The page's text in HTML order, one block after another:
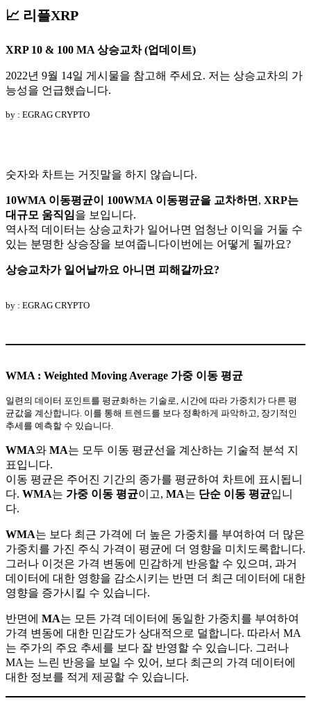
📈 리플XRP
XRP 10 & 100 MA 상승교차 (업데이트)
2022년 9월 14일 게시물을 참고해 주세요. 저는 상승교차의 가
능성을 언급했습니다.
by : EGRAG CRYPTO
숫자와 차트는 거짓말을 하지 않습니다.
10WMA 이동평균이 100WMA 이동평균을 교차하면 , XRP는
대규모 움직임을 보입니다.
역사적 데이터는 상승교차가 일어나면 엄청난 이익을 거둘 수
있는 분명한 상승장을 보여줍니다이번에는 어떻게 될까요?
상승교차가 일어날까요 아니면 피해갈까요?
by : EGRAG CRYPTO
WMA : Weighted Moving Average 가중 이동 평균
일련의 데이터 포인트를 평균화하는 기술로, 시간에 따라 가중치가 다른 평
균값을 계산합니다. 이를 통해 트렌드를 보다 정확하게 파악하고, 장기적인
추세를 예측할 수 있습니다.
WMA와 MA는 모두 이동 평균선을 계산하는 기술적 분석 지
표입니다.
이동 평균은 주어진 기간의 종가를 평균하여 차트에 표시됩니
다. WMA는 가중 이동 평균이고, MA는 단순 이동 평균입니
다.
WMA는 보다 최근 가격에 더 높은 가중치를 부여하여 더 많은
가중치를 가진 주식 가격이 평균에 더 영향을 미치도록합니다.
그러나 이것은 가격 변동에 민감하게 반응할 수 있으며, 과거
데이터에 대한 영향을 감소시키는 반면 더 최근 데이터에 대한
영향을 증가시킬 수 있습니다.
반면에 MA는 모든 가격 데이터에 동일한 가중치를 부여하여
가격 변동에 대한 민감도가 상대적으로 덜합니다. 따라서 MA
는 주가의 주요 추세를 보다 잘 반영할 수 있습니다. 그러나
MA는 느린 반응을 보일 수 있어, 보다 최근의 가격 데이터에
대한 정보를 적게 제공할 수 있습니다.